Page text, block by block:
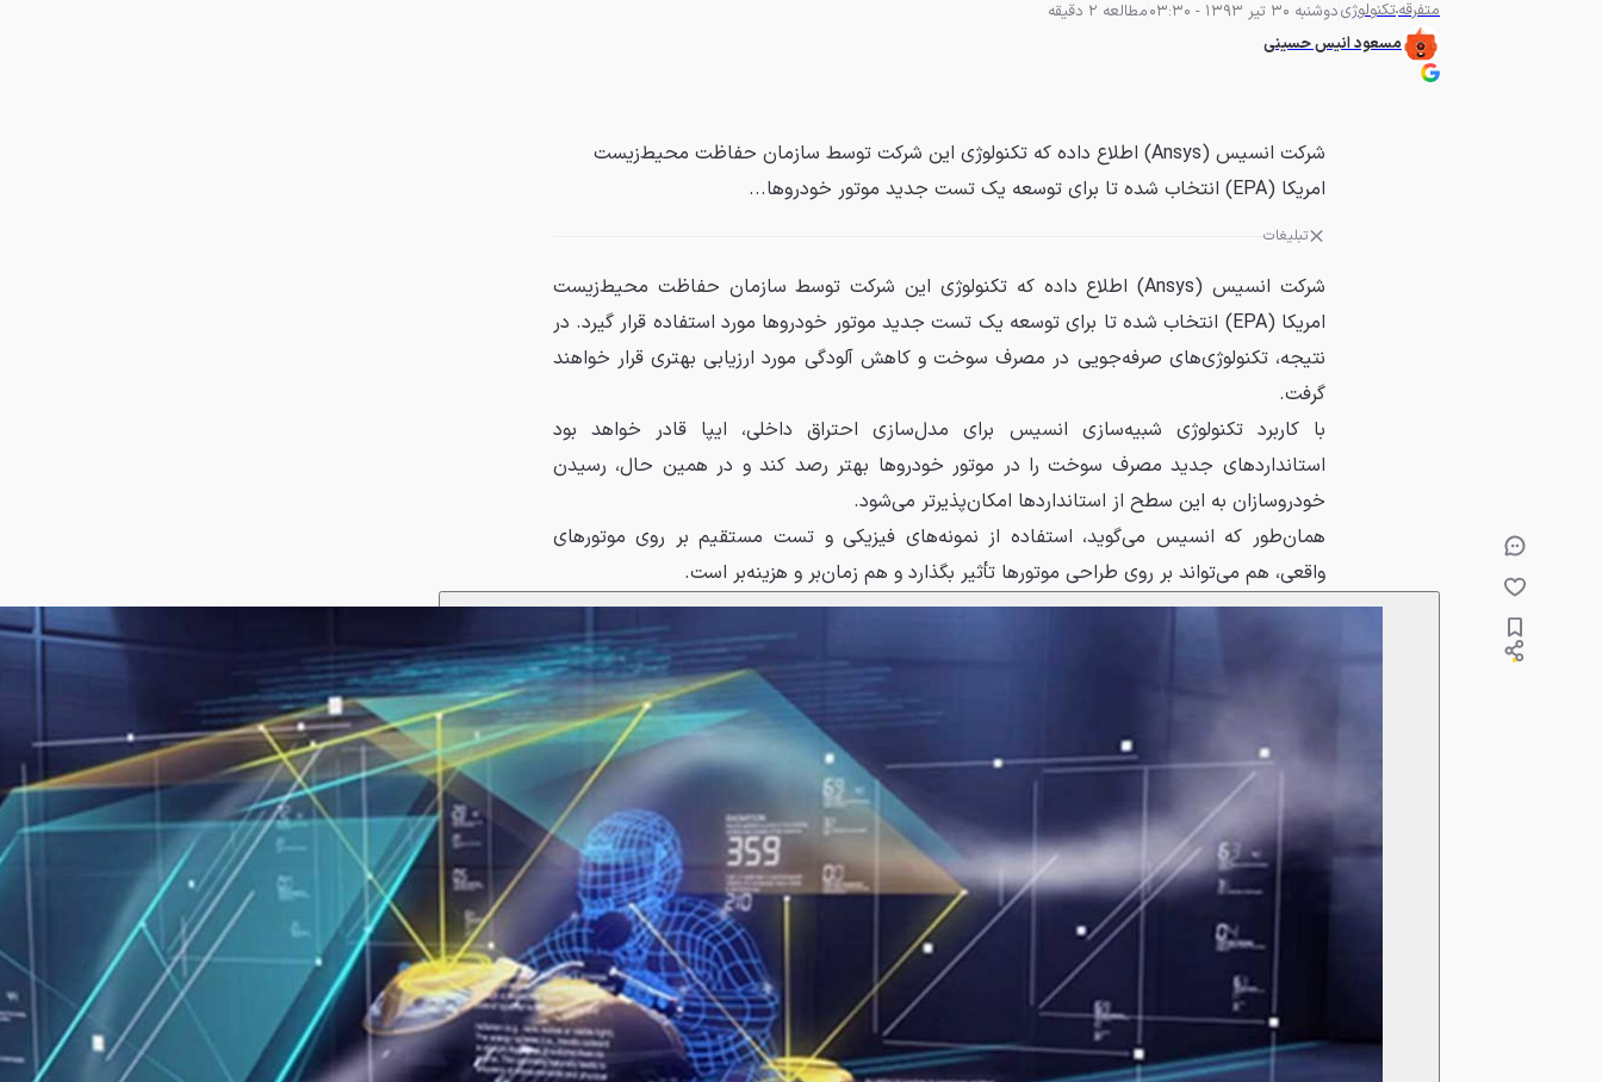
متفرقهتکنولوژیدوشنبه 30 تیر 1393 - 03:30
مطالعه 2 دقیقه
مسعود انیس حسینی
شرکت انسیس (Ansys) اطلاع داده که تکنولوژی این شرکت توسط سازمان حفاظت محیط‌زیست
امریکا (EPA) انتخاب شده تا برای توسعه یک تست جدید موتور خودروها...
تبلیغات
شرکت انسیس (Ansys) اطلاع داده که تکنولوژی این شرکت توسط سازمان حفاظت محیط‌زیست
امریکا (EPA) انتخاب شده تا برای توسعه یک تست جدید موتور خودروها مورد استفاده قرار گیرد. در
نتیجه، تکنولوژی‌های صرفه‌جویی در مصرف سوخت و کاهش آلودگی مورد ارزیابی بهتری قرار خواهند
گرفت.
با کاربرد تکنولوژی شبیه‌سازی انسیس برای مدل‌سازی احتراق داخلی، ایپا قادر خواهد بود
استانداردهای جدید مصرف سوخت را در موتور خودروها بهتر رصد کند و در همین حال، رسیدن
خودروسازان به این سطح از استانداردها امکان‌پذیرتر می‌شود.
همان‌طور که انسیس می‌گوید، استفاده از نمونه‌های فیزیکی و تست مستقیم بر روی موتورهای
واقعی، هم می‌تواند بر روی طراحی موتورها تأثیر بگذارد و هم زمان‌بر و هزینه‌بر است.